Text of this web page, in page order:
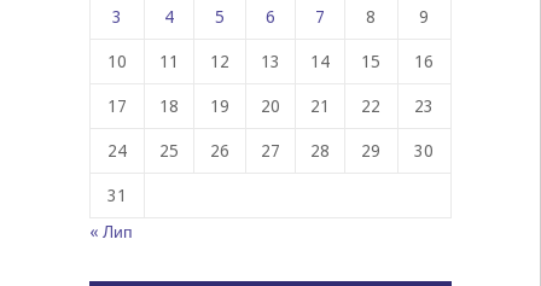
3 4 5 6 7 8 9
10 11 12 13 14 15 16
17 18 19 20 21 22 23
24 25 26 27 28 29 30
31
« Лип